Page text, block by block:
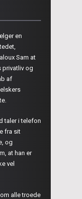
en
Sam at
privatliv og
af
taler i telefon
fra sit
og
at han er
vel
alle troede